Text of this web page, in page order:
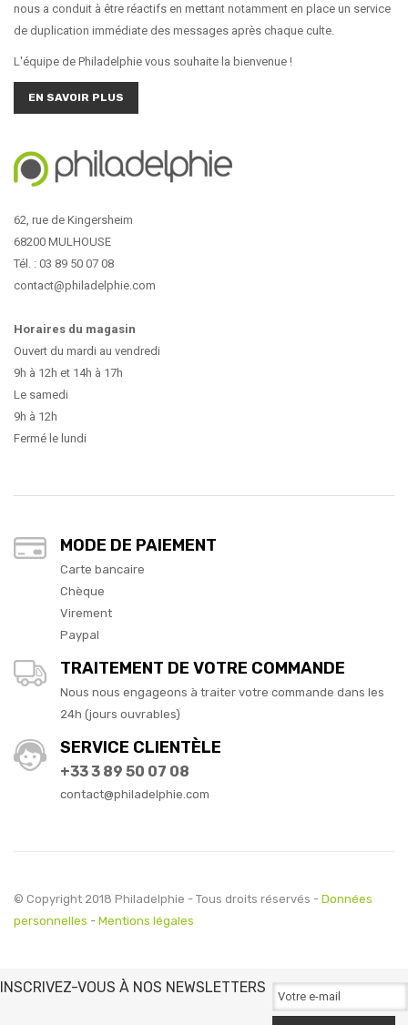
nous a conduit à être réactifs en mettant notamment en place un service
de duplication immédiate des messages après chaque culte.
L'équipe de Philadelphie vous souhaite la bienvenue !
EN SAVOIR PLUS
62, rue de Kingersheim
68200 MULHOUSE
Tél. : 03 89 50 07 08
contact@philadelphie.com
Horaires du magasin
Ouvert du mardi au vendredi
9h à 12h et 14h à 17h
Le samedi
9h à 12h
Fermé le lundi
MODE DE PAIEMENT
Carte bancaire
Chèque
Virement
Paypal
TRAITEMENT DE VOTRE COMMANDE
Nous nous engageons à traiter votre commande dans les
24h (jours ouvrables)
SERVICE CLIENTÈLE
+33 3 89 50 07 08
contact@philadelphie.com
© Copyright 2018 Philadelphie - Tous droits réservés - Données
personnelles - Mentions légales
INSCRIVEZ-VOUS À NOS NEWSLETTERS